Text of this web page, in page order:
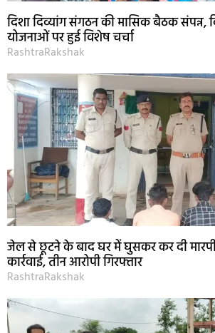
दिशा दिव्यांग संगठन की मासिक बैठक संपन्न,
योजनाओं पर हुई विशेष चर्चा
RashtraRakshak
जेल से छूटने के बाद घर में घुसकर कर दी
कार्रवाई, तीन आरोपी गिरफ्तार
RashtraRakshak